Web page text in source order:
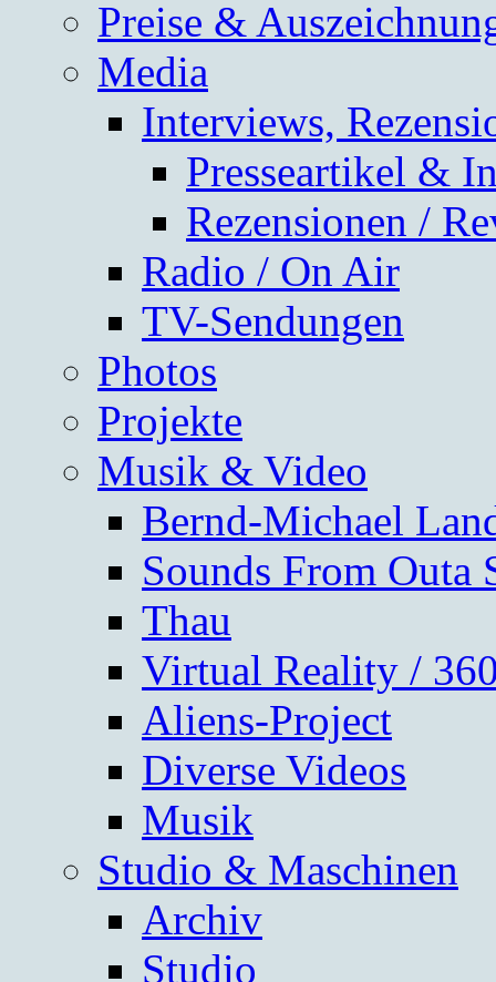
Preise &
Media
Interviews,
Presseartikel &
Rezensionen /
Radio / On Air
TV-Sendungen
Photos
Projekte
Musik & Video
Bernd-Michael
Sounds From Outa
Thau
Virtual Reality /
Aliens-Project
Diverse Videos
Musik
Studio & Maschinen
Archiv
Studio